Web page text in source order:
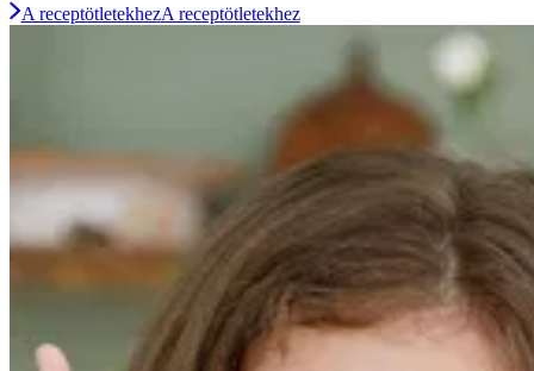
A receptötletekhezA receptötletekhez